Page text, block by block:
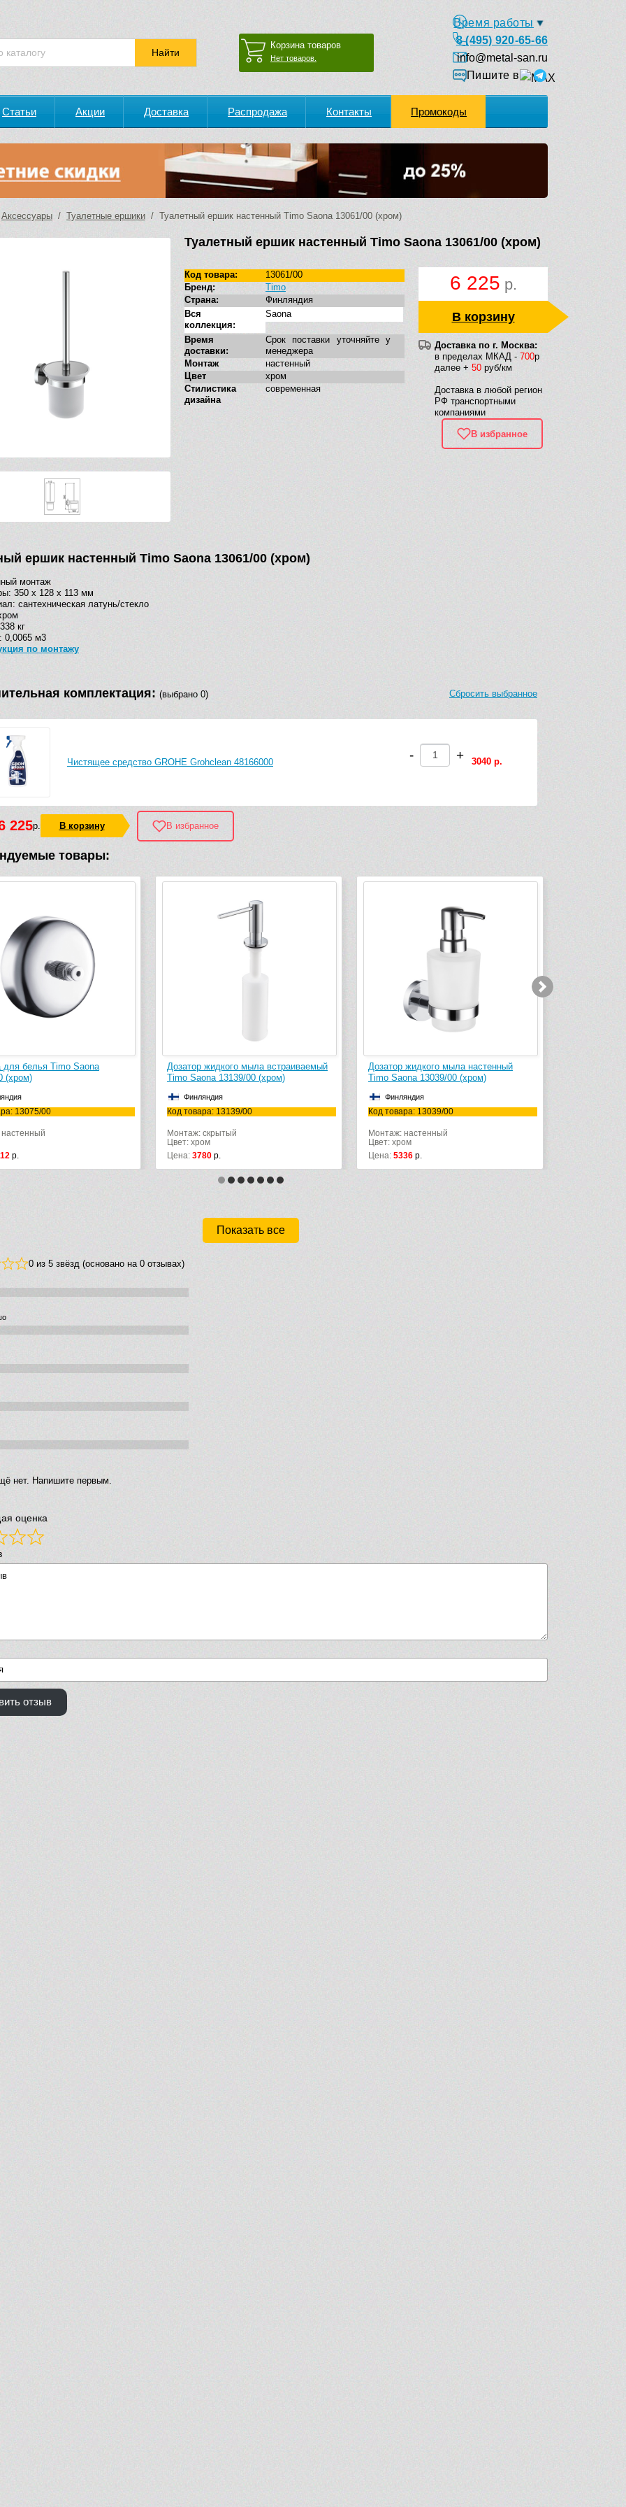
Корзина товаров
Нет товаров.
Время работы
8 (495) 920-65-66
info@metal-san.ru
Пишите в
Статьи Акции Доставка Распродажа Контакты Промокоды
Аксессуары / Туалетные ершики / Туалетный ершик настенный Timo Saona 13061/00 (хром)
Туалетный ершик настенный Timo Saona 13061/00 (хром)
6 225 р.
В корзину
Доставка по г. Москва:
в пределах МКАД - 700р
далее + 50 руб/км
Доставка в любой регион
РФ транспортными
компаниями
В избранное
Код товара:
13061/00
Бренд:
Timo
Страна:
Финляндия
Вся
коллекция:
Saona
Время
доставки:
Срок поставки уточняйте у
менеджера
Монтаж
настенный
Цвет
хром
Стилистика
дизайна
современная
ершик настенный Timo Saona 13061/00 (хром)
монтаж
350 х 128 х 113 мм
сантехническая латунь/стекло
кг
0,0065 м3
по монтажу
комплектация: (выбрано 0) Сбросить выбранное
Чистящее средство GROHE Grohclean 48166000 - + 3040 р.
225р. В корзину В избранное
товары:
Дозатор жидкого мыла встраиваемый
Timo Saona 13139/00 (хром)
Дозатор жидкого мыла настенный
Timo Saona 13039/00 (хром)
Дозатор жидкого мыла настенный
Timo Saona 13339/00 (хром)
Показать все
0 из 5 звёзд (основано на 0 отзывах)
нет. Напишите первым.
оценка
отзыв